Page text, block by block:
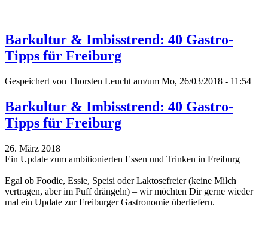
Barkultur & Imbisstrend: 40 Gastro-
Tipps für Freiburg
Gespeichert von Thorsten Leucht am/um Mo, 26/03/2018 - 11:54
Barkultur & Imbisstrend: 40 Gastro-
Tipps für Freiburg
26. März 2018
Ein Update zum ambitionierten Essen und Trinken in Freiburg
Egal ob Foodie, Essie, Speisi oder Laktosefreier (keine Milch
vertragen, aber im Puff drängeln) – wir möchten Dir gerne wieder
mal ein Update zur Freiburger Gastronomie überliefern.